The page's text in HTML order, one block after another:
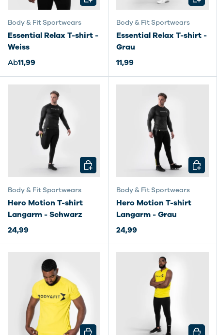
Body & Fit Sportwears
Essential Relax T-shirt -
Weiss
Ab11,99
Body & Fit Sportwears
Essential Relax T-shirt -
Grau
11,99
Body & Fit Sportwears
Hero Motion T-shirt
Langarm - Schwarz
24,99
OPTIONEN AUSWÄHLEN
Body & Fit Sportwears
Hero Motion T-shirt
Langarm - Grau
24,99
OPTIONEN AUSWÄHLEN